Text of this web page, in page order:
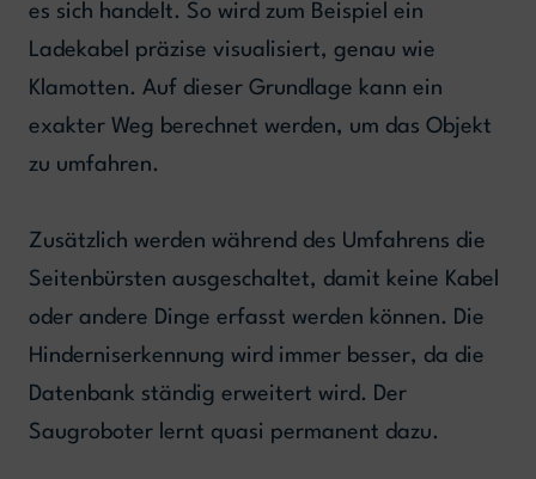
es sich handelt. So wird zum Beispiel ein
Ladekabel präzise visualisiert, genau wie
Klamotten. Auf dieser Grundlage kann ein
exakter Weg berechnet werden, um das Objekt
zu umfahren.
Zusätzlich werden während des Umfahrens die
Seitenbürsten ausgeschaltet, damit keine Kabel
oder andere Dinge erfasst werden können. Die
Hinderniserkennung wird immer besser, da die
Datenbank ständig erweitert wird. Der
Saugroboter lernt quasi permanent dazu.